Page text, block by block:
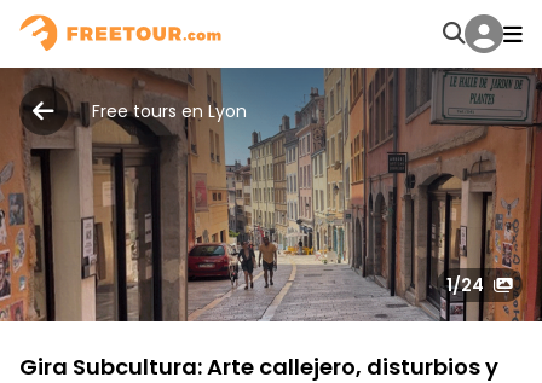
Free tours en Lyon
1/24
Gira Subcultura: Arte callejero, disturbios y